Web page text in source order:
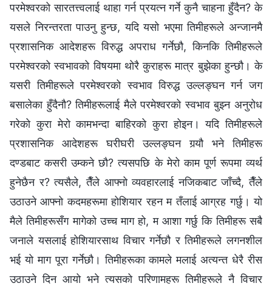
परमेश्‍वरको सारतत्त्वलाई थाहा गर्न प्रयत्‍न गर्ने कुनै चाहना हुँदैन? के
यसले निरन्तरता पाउनु हुन्छ, यदि यसो भएमा तिमीहरूले अन्जानमै
प्रशासनिक आदेशहरू विरुद्ध अपराध गर्नेछौ, किनकि तिमीहरूले
परमेश्‍वरको स्वभावको विषयमा थोरै कुराहरू मात्र बुझेका हुन्छौ। के
यसरी तिमीहरूले परमेश्‍वरको स्वभाव विरुद्ध उल्‍लङ्घन गर्न जग
बसालेका हुँदैनौ? तिमीहरूलाई मैले परमेश्‍वरको स्वभाव बुझ्‍न अनुरोध
गरेको कुरा मेरो कामभन्दा बाहिरको कुरा होइन। यदि तिमीहरूले
प्रशासनिक आदेशहरू घरीघरी उल्लङ्‍घन गर्‍यौ भने तिमीहरू
दण्डबाट कसरी उम्कने छौ? त्यसपछि के मेरो काम पूर्ण रूपमा व्यर्थ
हुनेछैन र? त्यसैले, तैँले आफ्नो व्यवहारलाई नजिकबाट जाँच्‍दै, तैँले
उठाउने आफ्नो कदमहरूमा होशियार रहन म तँलाई आग्रह गर्छु। यो
मैले तिमीहरूसँग मागेको उच्‍च माग हो, म आशा गर्छु कि तिमीहरू सबै
जनाले यसलाई होशियारसाथ विचार गर्नेछौ र तिमीहरूले लगनशील
भई यो माग पूरा गर्नेछौ। तिमीहरूका कामले मलाई अत्यन्त धेरै रीस
उठाउने दिन आयो भने त्यसको परिणामहरू तिमीहरूले नै विचार